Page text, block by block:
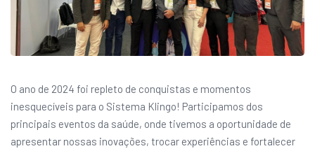
O ano de 2024 foi repleto de conquistas e momentos
inesquecíveis para o Sistema Klingo! Participamos dos
principais eventos da saúde, onde tivemos a oportunidade de
apresentar nossas inovações, trocar experiências e fortalecer